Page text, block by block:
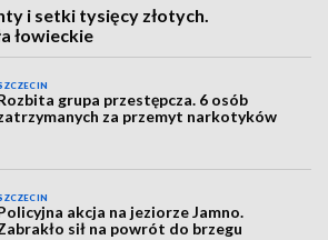
i setki tysięcy złotych.
łowieckie
grupa przestępcza. 6 osób
za przemyt narkotyków
akcja na jeziorze Jamno.
sił na powrót do brzegu